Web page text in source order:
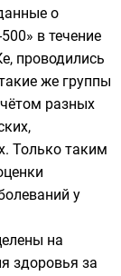
о
в течение
проводились
же группы
разных
Только таким
у
на
здоровья за